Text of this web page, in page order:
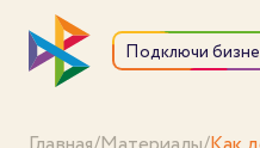
Подключи